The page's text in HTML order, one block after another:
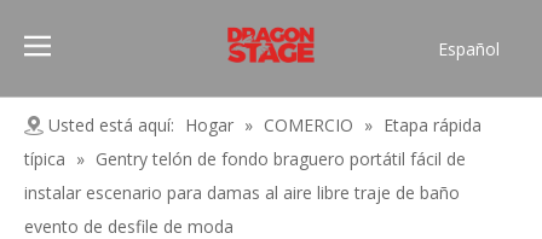
Español
Pусский
Français
العربية
Usted está aquí: Hogar » COMERCIO » Etapa rápida
típica » Gentry telón de fondo braguero portátil fácil de
instalar escenario para damas al aire libre traje de baño
evento de desfile de moda